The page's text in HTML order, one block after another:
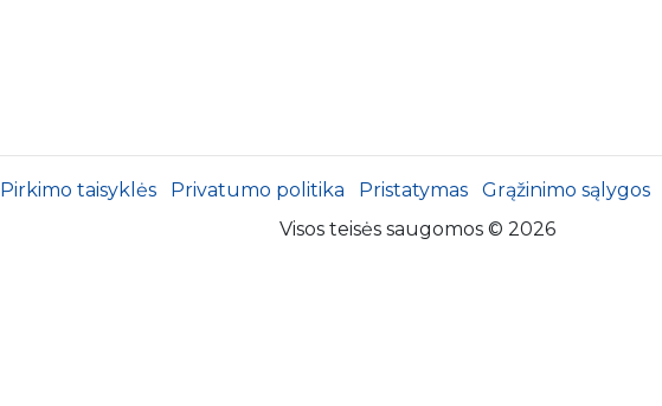
Pirkimo taisyklės Privatumo politika Pristatymas Grąžinimo sąlygos
Visos teisės saugomos © 2026